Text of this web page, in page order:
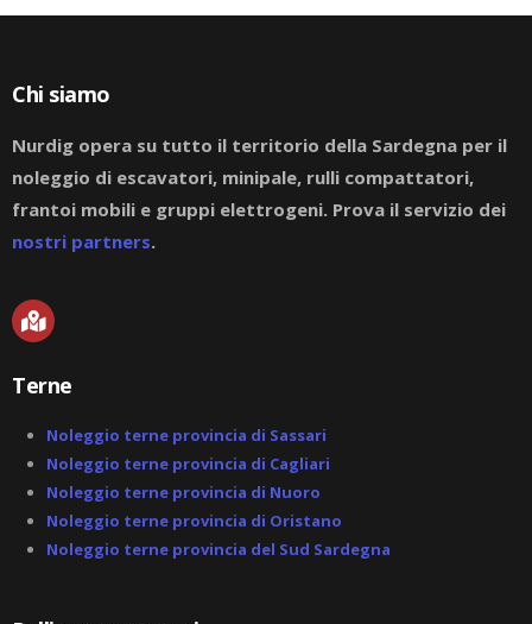
Chi siamo
Nurdig opera su tutto il territorio della Sardegna per il
noleggio di escavatori, minipale, rulli compattatori,
frantoi mobili e gruppi elettrogeni. Prova il servizio dei
nostri partners.
M
a
p
m
r
k
d
-
a
Terne
Noleggio terne provincia di Sassari
Noleggio terne provincia di Cagliari
Noleggio terne provincia di Nuoro
Noleggio terne provincia di Oristano
Noleggio terne provincia del Sud Sardegna